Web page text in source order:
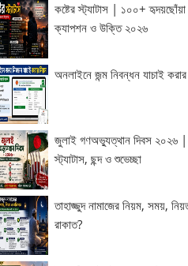
কষ্টের স্ট্যাটাস | ১০০+ হৃদয়ছোঁয়া
ক্যাপশন ও উক্তি ২০২৬
অনলাইনে জন্ম নিবন্ধন যাচাই
জুলাই গণঅভ্যুত্থান দিবস ২০২৬ |
স্ট্যাটাস, ছন্দ ও শুভেচ্ছা
তাহাজ্জুদ নামাজের নিয়ম, সময়,
রাকাত?